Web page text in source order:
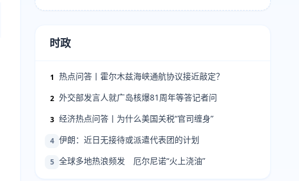
时政
1 热点问答丨霍尔木兹海峡通航协议接近敲定？
2 外交部发言人就广岛核爆81周年等答记者问
3 经济热点问答丨为什么美国关税“官司缠身”
4 伊朗：近日无接待或派遣代表团的计划
5 全球多地热浪频发 厄尔尼诺“火上浇油”